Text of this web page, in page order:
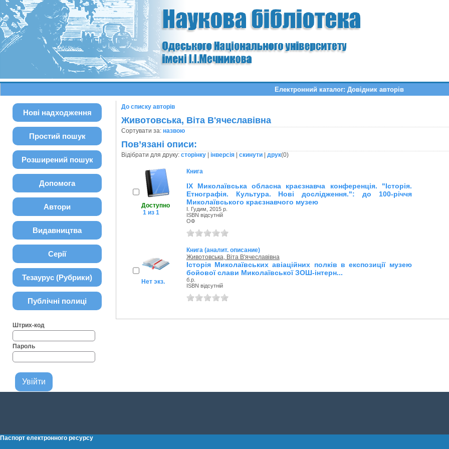
Електронний каталог: Довідник авторів
Нові надходження
Простий пошук
Розширений пошук
Допомога
Автори
Видавництва
Серії
Тезаурус (Рубрики)
Публічні полиці
Штрих-код
Пароль
До списку авторів
Животовська, Віта В'ячеславівна
Сортувати за: назвою
Пов’язані описи:
Відібрати для друку: сторінку| інверсія| скинути| друк(0)
Доступно
1 из 1
Книга
IX Миколаївська обласна краєзнавча конференція. "Історія.
Етнографія. Культура. Нові дослідження.": до 100-річчя
Миколаївського краєзнавчого музею
І. Гудим, 2015 р.
ISBN відсутній
ОФ
Нет экз.
Книга (аналит. описание)
Животовська, Віта В'ячеславівна
Історія Миколаївських авіаційних полків в експозиції музею
бойової слави Миколаївської ЗОШ-інтерн...
б.р.
ISBN відсутній
Паспорт електронного ресурсу